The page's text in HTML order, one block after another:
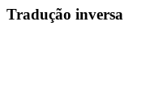
Tradução inversa